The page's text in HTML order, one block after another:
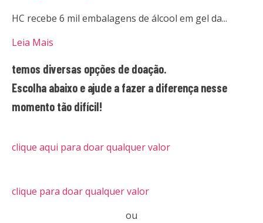
HC recebe 6 mil embalagens de álcool em gel da...
Leia Mais
temos diversas opções de doação.
Escolha abaixo e ajude a fazer a diferença nesse
momento tão difícil!
clique aqui para doar qualquer valor
clique para doar qualquer valor
ou